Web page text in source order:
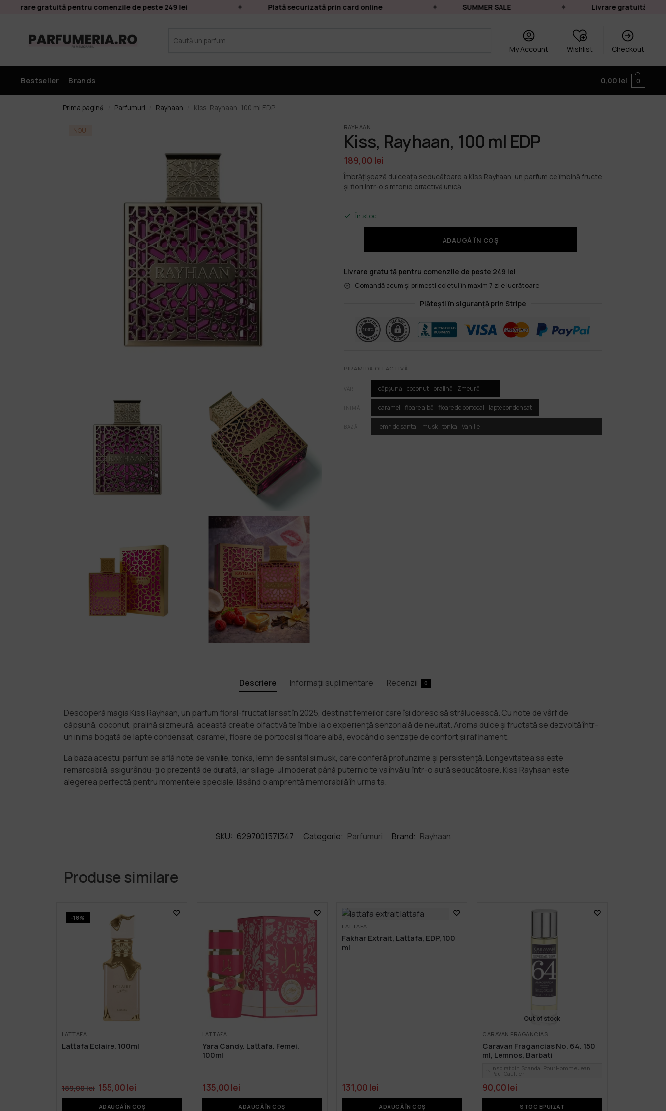
gratuită pentru comenzile de peste 249 lei Plată securizată prin card online SUMMER SALE Livrare gratuită pentru
My Account Wishlist Checkout
Bestseller Brands 0,00 lei 0
Prima pagină Parfumuri Rayhaan Kiss, Rayhaan, 100 ml EDP
NOU! RAYHAAN
Kiss, Rayhaan, 100 ml EDP
189,00 lei
Îmbrățișează dulceața seducătoare a Kiss Rayhaan, un parfum ce îmbină fructe
și flori într-o simfonie olfactivă unică.
În stoc
ADAUGĂ ÎN COȘ
Livrare gratuită pentru comenzile de peste 249 lei
Comandă acum și primești coletul în maxim 7 zile lucrătoare
Plătești în siguranță prin Stripe
PIRAMIDA OLFACTIVĂ
VÂRF căpșună coconut pralină Zmeură
INIMĂ caramel floare albă floare de portocal lapte condensat
BAZĂ lemn de santal musk tonka Vanilie
Descriere Informații suplimentare Recenzii 0
Descoperă magia Kiss Rayhaan, un parfum floral-fructat lansat în 2025, destinat femeilor care își doresc să strălucească. Cu note de vârf de
căpșună, coconut, pralină și zmeură, această creație olfactivă te îmbie la o experiență senzorială de neuitat. Aroma dulce și fructată se dezvoltă într-
un inima bogată de lapte condensat, caramel, floare de portocal și floare albă, evocând o senzație de confort și rafinament.
La baza acestui parfum se află note de vanilie, tonka, lemn de santal și musk, care conferă profunzime și persistență. Longevitatea sa este
remarcabilă, asigurându-ți o prezență de durată, iar sillage-ul moderat până puternic te va învălui într-o aură seducătoare. Kiss Rayhaan este
alegerea perfectă pentru momentele speciale, lăsând o amprentă memorabilă în urma ta.
SKU: 6297001571347 Categorie: Parfumuri Brand: Rayhaan
Produse similare
-18%
LATTAFA
Lattafa Eclaire, 100ml
189,00lei 155,00 lei
ADAUGĂ ÎN COȘ
LATTAFA
Yara Candy, Lattafa, Femei,
100ml
135,00 lei
ADAUGĂ ÎN COȘ
LATTAFA
Fakhar Extrait, Lattafa, EDP, 100
ml
131,00 lei
ADAUGĂ ÎN COȘ
Out of stock
CARAVAN FRAGANCIAS
Caravan Fragancias No. 64, 150
ml, Lemnos, Barbati
Inspirat din Scandal Pour Homme Jean
Paul Gaultier
90,00 lei
STOC EPUIZAT